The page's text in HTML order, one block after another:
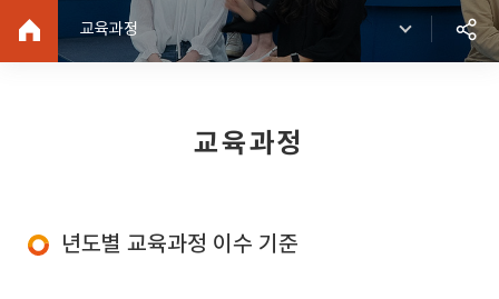
교육과정
교육과정
년도별 교육과정 이수 기준